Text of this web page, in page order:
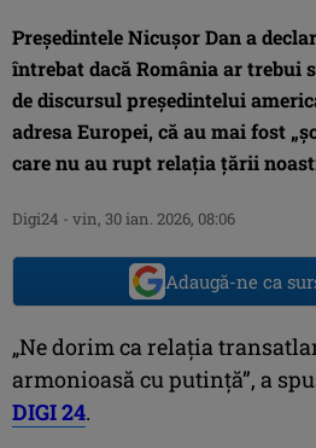
Președintele Nicușor Dan a
întrebat dacă România ar trebui
de discursul președintelui
adresa Europei, că au mai fost
care nu au rupt relația țării
Digi24 - vin, 30 ian. 2026, 08:06
Adaugă-ne ca
„Ne dorim ca relația
armonioasă cu putință”, a
DIGI 24.